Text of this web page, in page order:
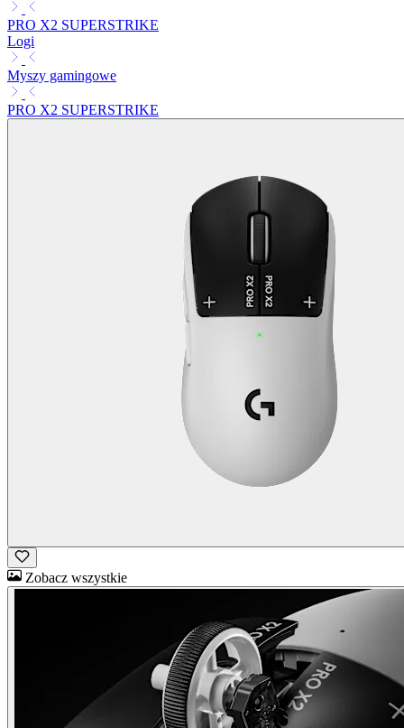
PRO X2 SUPERSTRIKE
Logi
Myszy gamingowe
PRO X2 SUPERSTRIKE
Zobacz wszystkie